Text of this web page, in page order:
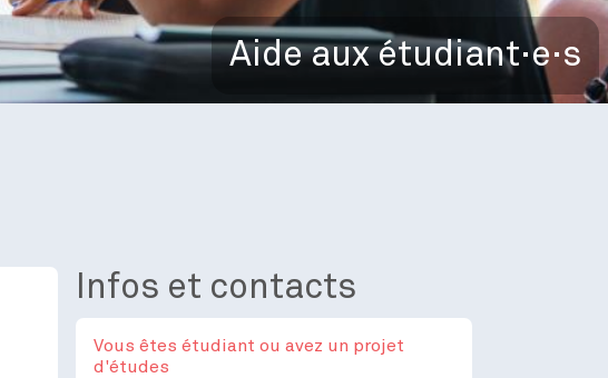
Aide aux étudiant·e·s
Infos et contacts
Vous êtes étudiant ou avez un projet
d'études